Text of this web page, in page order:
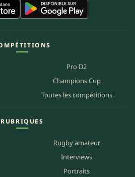
Pro D2
Champions Cup
Toutes les compétitions
RUBRIQUES
Rugby amateur
Interviews
Portraits